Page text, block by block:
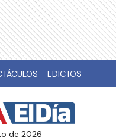
EDICTOS
de 2026